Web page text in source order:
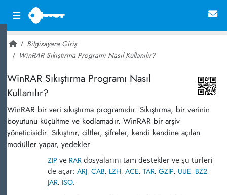
Bilgisayara Giriş
WinRAR Sıkıştırma Programı Nasıl Kullanılır?
WinRAR Sıkıştırma Programı Nasıl
Kullanılır?
WinRAR bir veri sıkıştırma programıdır. Sıkıştırma, bir verinin
boyutunu küçültme ve kodlamadır. WinRAR bir arşiv
yöneticisidir: Sıkıştırır, ciltler, şifreler, kendi kendine açılan
modüller yapar, yedekler
ZIP ve RAR dosyalarını tam destekler ve şu türleri
de açar: ARJ, CAB, LZH, ACE, TAR, GZİP, UUE, BZ2,
JAR, ISO.